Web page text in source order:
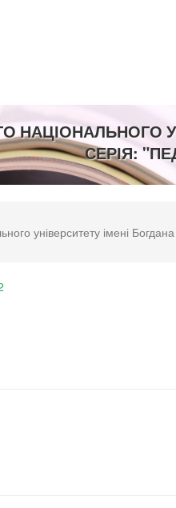
НАЦІОНАЛЬНОГО
СЕРІЯ:
університету імені